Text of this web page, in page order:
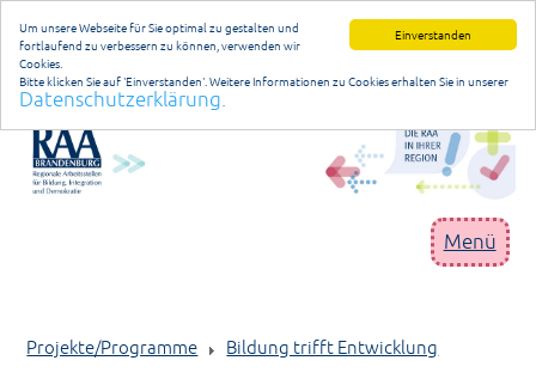
Einverstanden
Um unsere Webseite für Sie optimal zu gestalten und
fortlaufend zu verbessern zu können, verwenden wir
Cookies.
Bitte klicken Sie auf 'Einverstanden'. Weitere Informationen zu Cookies erhalten Sie in unserer
Datenschutzerklärung.
Datenschutzerklärung anmelden
Menü
Projekte/Programme Bildung trifft Entwicklung